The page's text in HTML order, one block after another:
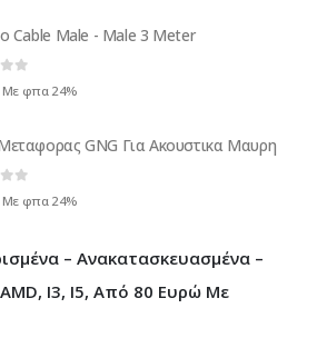
Cable Male - Male 3 Meter
Με φπα 24%
GNG Για Ακουστικα Μαυρη
Με φπα 24%
– Ανακατασκευασμένα –
I3, I5, Από 80 Ευρώ Με